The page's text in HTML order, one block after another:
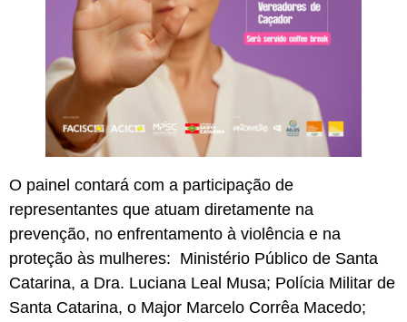
O painel contará com a participação de
representantes que atuam diretamente na
prevenção, no enfrentamento à violência e na
proteção às mulheres: Ministério Público de Santa
Catarina, a Dra. Luciana Leal Musa; Polícia Militar de
Santa Catarina, o Major Marcelo Corrêa Macedo;